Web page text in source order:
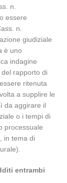
n.
essere
n.
giudiziale
è uno
indagine
rapporto di
ritenuta
a supplire le
da aggirare il
o i tempi di
processuale
in tema di
entrambi